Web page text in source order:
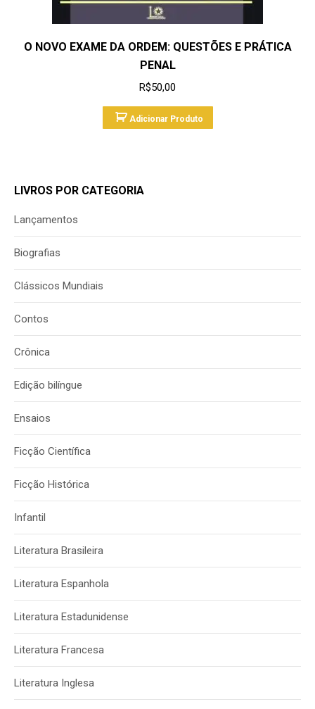
O NOVO EXAME DA ORDEM: QUESTÕES E PRÁTICA
PENAL
R$50,00
Adicionar Produto
LIVROS POR CATEGORIA
Lançamentos
Biografias
Clássicos Mundiais
Contos
Crônica
Edição bilíngue
Ensaios
Ficção Científica
Ficção Histórica
Infantil
Literatura Brasileira
Literatura Espanhola
Literatura Estadunidense
Literatura Francesa
Literatura Inglesa